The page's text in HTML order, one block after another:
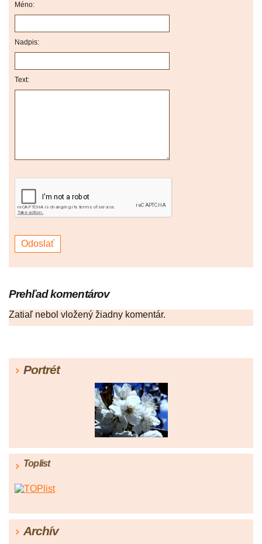
Méno:
Nadpis:
Text:
Prehľad komentárov
Zatiaľ nebol vložený žiadny komentár.
Portrét
Toplist
Archív